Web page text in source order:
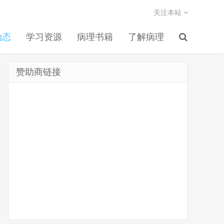
学习资源 病理书籍 了解病理
关注本站
赞助商链接